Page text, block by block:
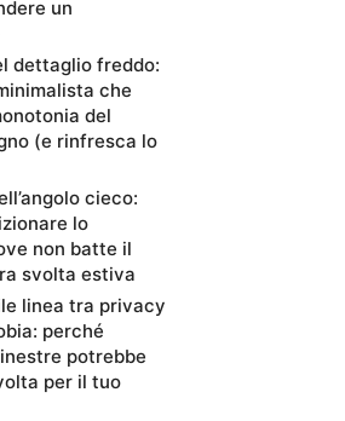
un
dettaglio freddo:
che
del
(e rinfresca lo
cieco:
lo
non batte il
svolta estiva
linea tra privacy
perché
potrebbe
per il tuo